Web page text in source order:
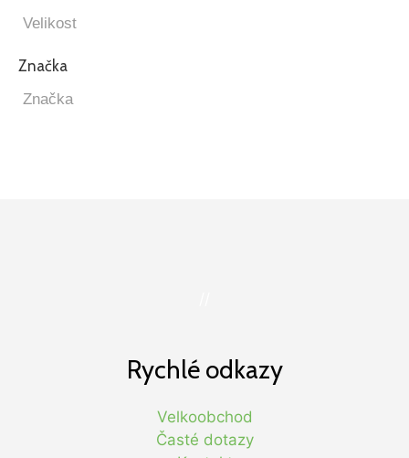
Značka
Rychlé odkazy
Velkoobchod
Časté dotazy